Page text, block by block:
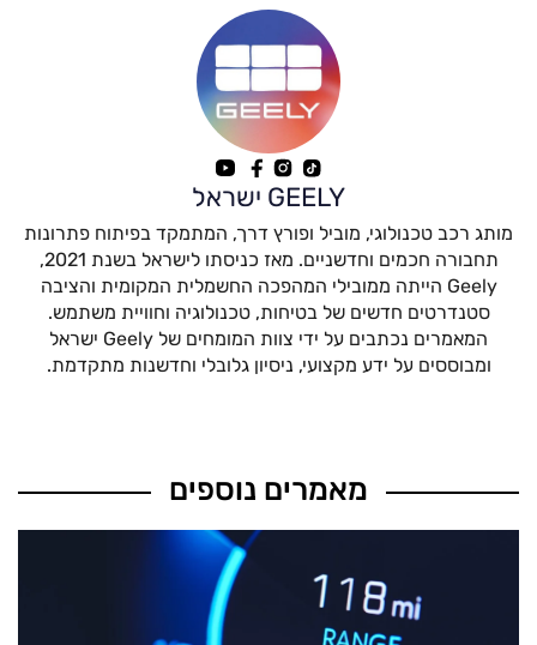
GEELY ישראל
מותג רכב טכנולוגי, מוביל ופורץ דרך, המתמקד בפיתוח פתרונות
תחבורה חכמים וחדשניים. מאז כניסתו לישראל בשנת 2021,
Geely הייתה ממובילי המהפכה החשמלית המקומית והציבה
סטנדרטים חדשים של בטיחות, טכנולוגיה וחוויית משתמש.
המאמרים נכתבים על ידי צוות המומחים של Geely ישראל
ומבוססים על ידע מקצועי, ניסיון גלובלי וחדשנות מתקדמת.
מאמרים נוספים